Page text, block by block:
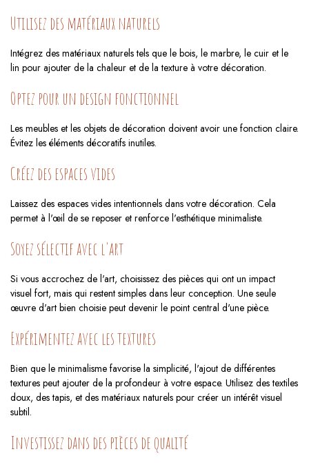
Utilisez des matériaux naturels
Intégrez des matériaux naturels tels que le bois, le marbre, le cuir et le
lin pour ajouter de la chaleur et de la texture à votre décoration.
Optez pour un design fonctionnel
Les meubles et les objets de décoration doivent avoir une fonction claire.
Évitez les éléments décoratifs inutiles.
Créez des espaces vides
Laissez des espaces vides intentionnels dans votre décoration. Cela
permet à l'œil de se reposer et renforce l'esthétique minimaliste.
Soyez sélectif avec l'art
Si vous accrochez de l'art, choisissez des pièces qui ont un impact
visuel fort, mais qui restent simples dans leur conception. Une seule
œuvre d'art bien choisie peut devenir le point central d'une pièce.
Expérimentez avec les textures
Bien que le minimalisme favorise la simplicité, l'ajout de différentes
textures peut ajouter de la profondeur à votre espace. Utilisez des textiles
doux, des tapis, et des matériaux naturels pour créer un intérêt visuel
subtil.
Investissez dans des pièces de qualité